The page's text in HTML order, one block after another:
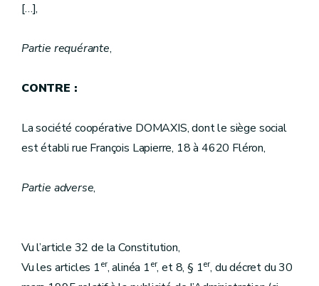
[…],
Partie requérante,
CONTRE :
La société coopérative DOMAXIS, dont le siège social
est établi rue François Lapierre, 18 à 4620 Fléron,
Partie adverse,
Vu l’article 32 de la Constitution,
Vu les articles 1er, alinéa 1er, et 8, § 1er, du décret du 30